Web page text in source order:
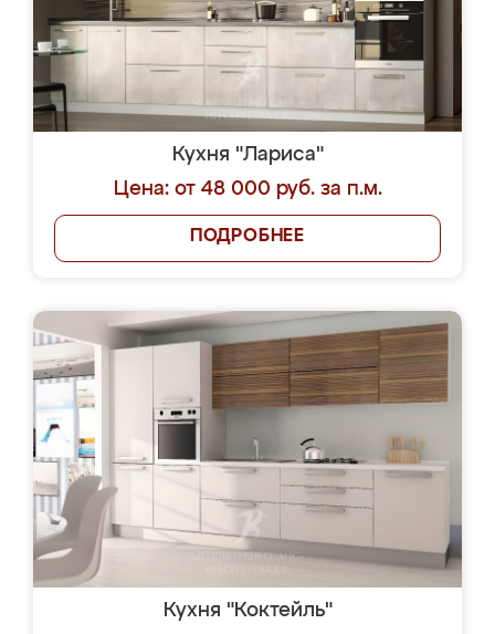
Кухня "Лариса"
Цена: от 48 000 руб. за п.м.
ПОДРОБНЕЕ
Кухня "Коктейль"